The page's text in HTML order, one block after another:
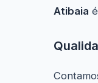
Atibaia